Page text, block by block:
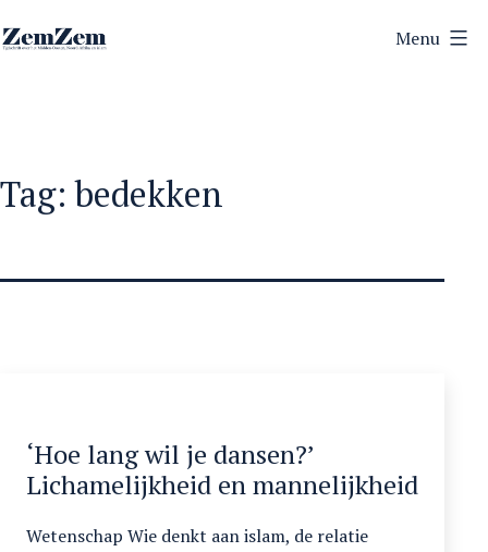
naar
Menu
Tag: bedekken
‘Hoe lang wil je dansen?’
Lichamelijkheid en mannelijkheid
Wetenschap Wie denkt aan islam, de relatie